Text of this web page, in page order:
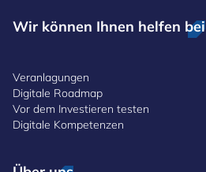
Wir können Ihnen helfen bei
Veranlagungen
Digitale Roadmap
Vor dem Investieren testen
Digitale Kompetenzen